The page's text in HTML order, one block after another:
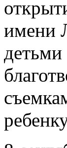
имени
детьми